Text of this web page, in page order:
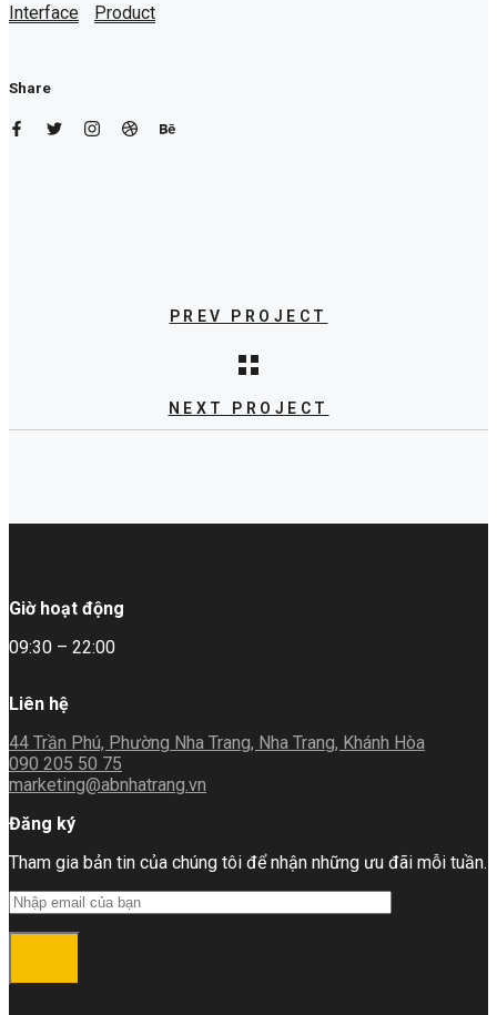
Interface Product
Share
PREV PROJECT
NEXT PROJECT
Giờ hoạt động
09:30 – 22:00
Liên hệ
44 Trần Phú, Phường Nha Trang, Nha Trang, Khánh Hòa
090 205 50 75
marketing@abnhatrang.vn
Đăng ký
Tham gia bản tin của chúng tôi để nhận những ưu đãi mỗi tuần.